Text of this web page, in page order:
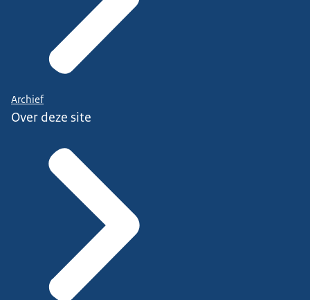
Archief
Over deze site